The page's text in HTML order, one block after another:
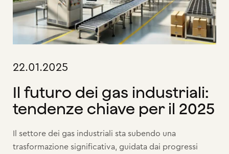
22.01.2025
Il futuro dei gas industriali:
tendenze chiave per il 2025
Il settore dei gas industriali sta subendo una
trasformazione significativa, guidata dai progressi